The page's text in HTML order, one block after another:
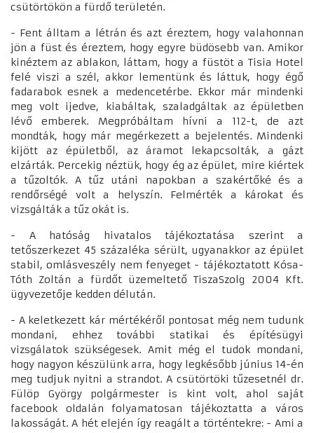
csütörtökön a fürdő területén.
- Fent álltam a létrán és azt éreztem, hogy valahonnan
jön a füst és éreztem, hogy egyre büdösebb van. Amikor
kinéztem az ablakon, láttam, hogy a füstöt a Tisia Hotel
felé viszi a szél, akkor lementünk és láttuk, hogy égő
fadarabok esnek a medencetérbe. Ekkor már mindenki
meg volt ijedve, kiabáltak, szaladgáltak az épületben
lévő emberek. Megpróbáltam hívni a 112-t, de azt
mondták, hogy már megérkezett a bejelentés. Mindenki
kijött az épületből, az áramot lekapcsolták, a gázt
elzárták. Percekig néztük, hogy ég az épület, mire kiértek
a tűzoltók. A tűz utáni napokban a szakértőké és a
rendőrségé volt a helyszín. Felmérték a károkat és
vizsgálták a tűz okát is.
- A hatóság hivatalos tájékoztatása szerint a
tetőszerkezet 45 százaléka sérült, ugyanakkor az épület
stabil, omlásveszély nem fenyeget - tájékoztatott Kósa-
Tóth Zoltán a fürdőt üzemeltető TiszaSzolg 2004 Kft.
ügyvezetője kedden délután.
- A keletkezett kár mértékéről pontosat még nem tudunk
mondani, ehhez további statikai és építésügyi
vizsgálatok szükségesek. Amit még el tudok mondani,
hogy nagyon készülünk arra, hogy legkésőbb június 14-én
meg tudjuk nyitni a strandot. A csütörtöki tűzesetnél dr.
Fülöp György polgármester is kint volt, ahol saját
facebook oldalán folyamatosan tájékoztatta a város
lakosságát. A hét elején így reagált a történtekre: - Ami a